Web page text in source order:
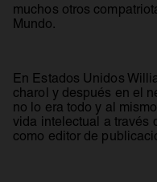
muchos otros
Mundo.
En Estados Unidos
charol y después en el
no lo era todo y al
vida intelectual a través
como editor de